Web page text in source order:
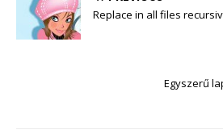
Replace in all files
Egyszerű